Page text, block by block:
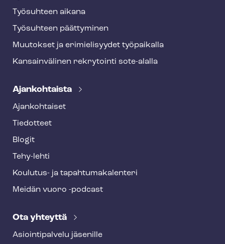
Työsuhteen aikana
Työsuhteen päättyminen
Muutokset ja erimielisyydet työpaikalla
Kansainvälinen rekrytointi sote-alalla
Ajankohtaista
Ajankohtaiset
Tiedotteet
Blogit
Tehy-lehti
Koulutus- ja ta­pah­tu­ma­ka­len­te­ri
Meidän vuoro -podcast
Ota yhteyttä
Asioin­ti­pal­ve­lu jäsenille